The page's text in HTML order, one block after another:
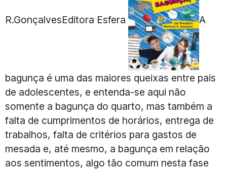
R.GonçalvesEditora Esfera A
bagunça é uma das maiores queixas entre pais
de adolescentes, e entenda-se aqui não
somente a bagunça do quarto, mas também a
falta de cumprimentos de horários, entrega de
trabalhos, falta de critérios para gastos de
mesada e, até mesmo, a bagunça em relação
aos sentimentos, algo tão comum nesta fase